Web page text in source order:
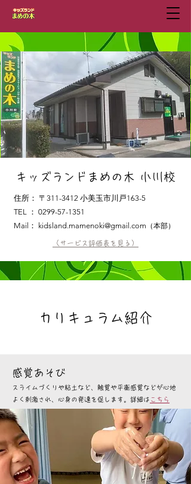
​キッズランドまめの木 小川校
住所： 〒311-3412 小美玉市川戸163-5
TEL ： 0299-57-1351
Mail：
kidsland.mamenoki@gmail.com （本部）
（サービス評価表を見る）
カリキュラム紹介
感覚あそび
スライムづくりや粘土など、触覚や平衡感覚などが心地
よく刺激され、心身の発達を促します。詳細は こちら